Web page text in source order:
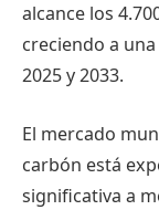
alcance los
creciendo a
2025 y 2033.
El mercado
carbón está
significativa a